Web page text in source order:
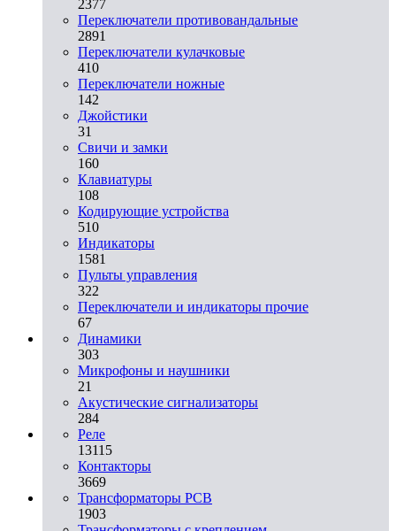
2377
Переключатели противовандальные
2891
Переключатели кулачковые
410
Переключатели ножные
142
Джойстики
31
Свичи и замки
160
Клавиатуры
108
Кодирующие устройства
510
Индикаторы
1581
Пульты управления
322
Переключатели и индикаторы прочие
67
Динамики
303
Микрофоны и наушники
21
Акустические сигнализаторы
284
Реле
13115
Контакторы
3669
Трансформаторы PCB
1903